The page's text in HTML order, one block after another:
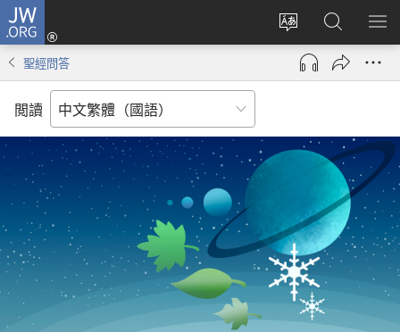
JW.ORG
更
改
網
言
登
入
（開
窗）
搜
尋
JW.ORG
顯
聖經問答
閲讀